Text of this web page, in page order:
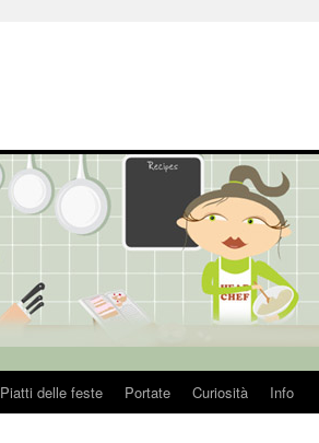
Piatti delle feste Portate Curiosità Info